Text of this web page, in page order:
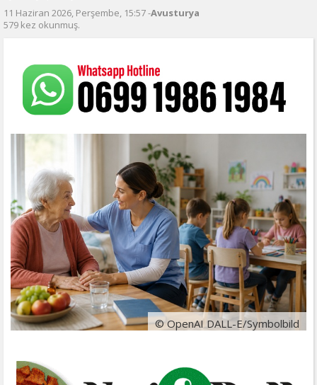
11 Haziran 2026, Perşembe, 15:57 -Avusturya
579 kez okunmuş.
© OpenAI DALL-E/Symbolbild